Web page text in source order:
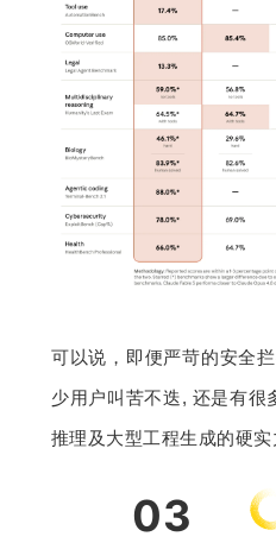
可以说，即便严苛的安全
少用户叫苦不迭, 还是有很
推理及大型工程生成的硬实
03